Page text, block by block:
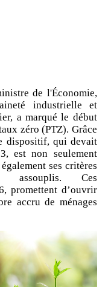
de l'Économie,
industrielle et
a marqué le début
zéro (PTZ). Grâce
dispositif, qui devait
est non seulement
ses critères
assouplis. Ces
promettent d’ouvrir
accru de ménages